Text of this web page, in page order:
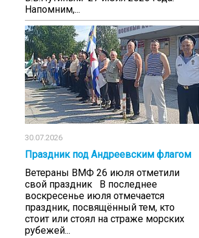
Напомним,...
30.07.2026
Праздник под Андреевским флагом
Ветераны ВМФ 26 июля отметили
свой праздник В последнее
воскресенье июля отмечается
праздник, посвящённый тем, кто
стоит или стоял на страже морских
рубежей...